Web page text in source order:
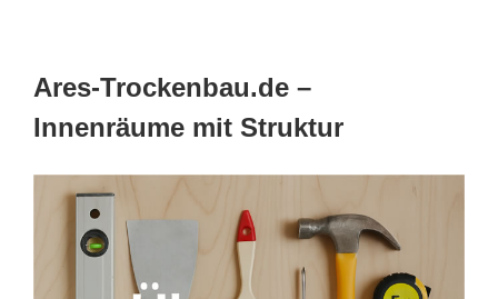
Ares-Trockenbau.de –
Innenräume mit Struktur